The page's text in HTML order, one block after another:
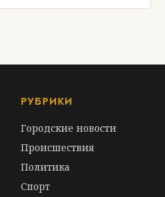
РУБРИКИ
Городские новости
Происшествия
Политика
Спорт